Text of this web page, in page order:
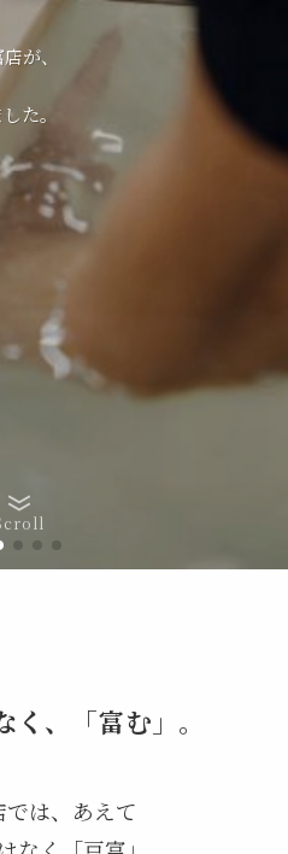
、
た。
、
た。
が、
た。
く、「富む」。
は、あえて